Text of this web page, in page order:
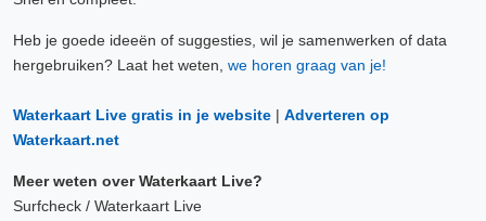
Heb je goede ideeën of suggesties, wil je samenwerken of data
hergebruiken? Laat het weten, we horen graag van je!
Waterkaart Live gratis in je website | Adverteren op
Waterkaart.net
Meer weten over Waterkaart Live?
Surfcheck / Waterkaart Live